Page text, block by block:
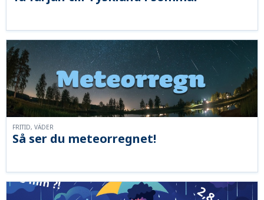
Så ser du meteorregnet!
FRITID, VÄDER